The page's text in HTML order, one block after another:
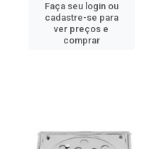
Faça seu login ou
cadastre-se para
ver preços e
comprar